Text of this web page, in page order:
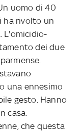
uomo di 40
ha rivolto un
L'omicidio-
dei due
una ennesimo
gesto. Hanno
casa.
che questa